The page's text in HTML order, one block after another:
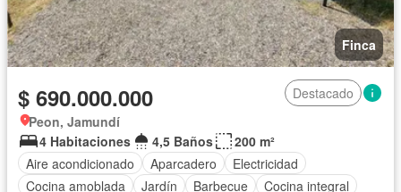
Finca
$ 690.000.000
Destacado
Peon, Jamundí
4 Habitaciones
4,5 Baños
200 m²
Aire acondicionado
Aparcadero
Electricidad
Cocina amoblada
Jardín Barbecue
Cocina integral